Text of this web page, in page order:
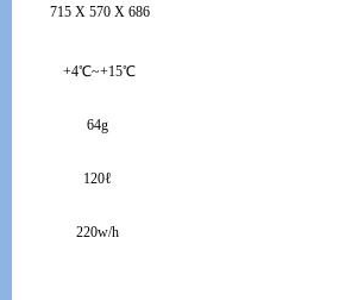
​715X570X686
+4℃~+15℃
64g
120ℓ
220w/h